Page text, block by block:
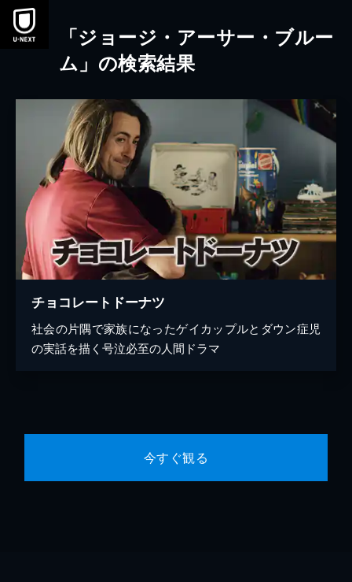
本文へスキップ
「ジョージ・アーサー・ブルー
ム」の検索結果
チョコレートドーナツ
社会の片隅で家族になったゲイカップルとダウン症児
の実話を描く号泣必至の人間ドラマ
今すぐ観る